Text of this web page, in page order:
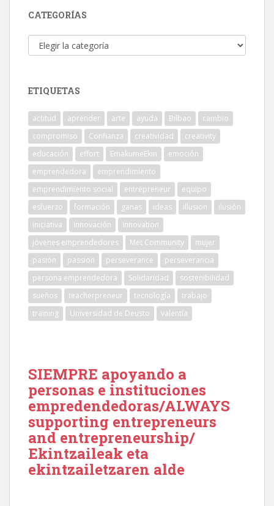
CATEGORÍAS
Categorías
ETIQUETAS
actitud aprender arte ayuda Bilbao
cambio
compromiso
Confianza creatividad
creativity
educación
effort EmakumeEkin
emoción
emprendedora
emprendimiento
emprendimiento social
entrepreneur
equipo
esfuerzo
formación ganas ideas illusion
ilusión
iniciativa
innovación
innovation
jóvenes emprendedores
Met Community
mujer
pasión
passion perseverance
perseverancia
persona emprendedora
Solidaridad
sostenibilidad
sueños
teacherpreneur tecnología
trabajo
training
Universidad de Deusto valentía
SIEMPRE apoyando a
personas e instituciones
empredendedoras/ALWAYS
supporting entrepreneurs
and entrepreneurship/
Ekintzaileak eta
ekintzailetzaren alde